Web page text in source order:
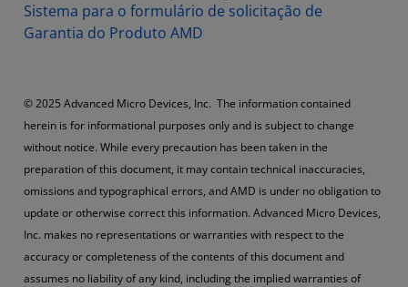
Sistema para o formulário de solicitação de
Garantia do Produto AMD
© 2025 Advanced Micro Devices, Inc. The information contained
herein is for informational purposes only and is subject to change
without notice. While every precaution has been taken in the
preparation of this document, it may contain technical inaccuracies,
omissions and typographical errors, and AMD is under no obligation to
update or otherwise correct this information. Advanced Micro Devices,
Inc. makes no representations or warranties with respect to the
accuracy or completeness of the contents of this document and
assumes no liability of any kind, including the implied warranties of